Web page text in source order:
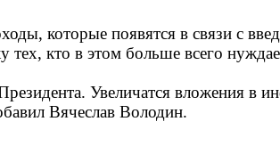
которые появятся в связи с
кто в этом больше всего
Увеличатся вложения в
Вячеслав Володин.